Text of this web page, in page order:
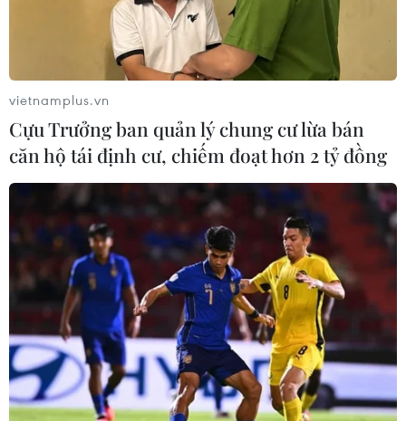
vietnamplus.vn
Cựu Trưởng ban quản lý chung cư lừa bán
căn hộ tái định cư, chiếm đoạt hơn 2 tỷ đồng